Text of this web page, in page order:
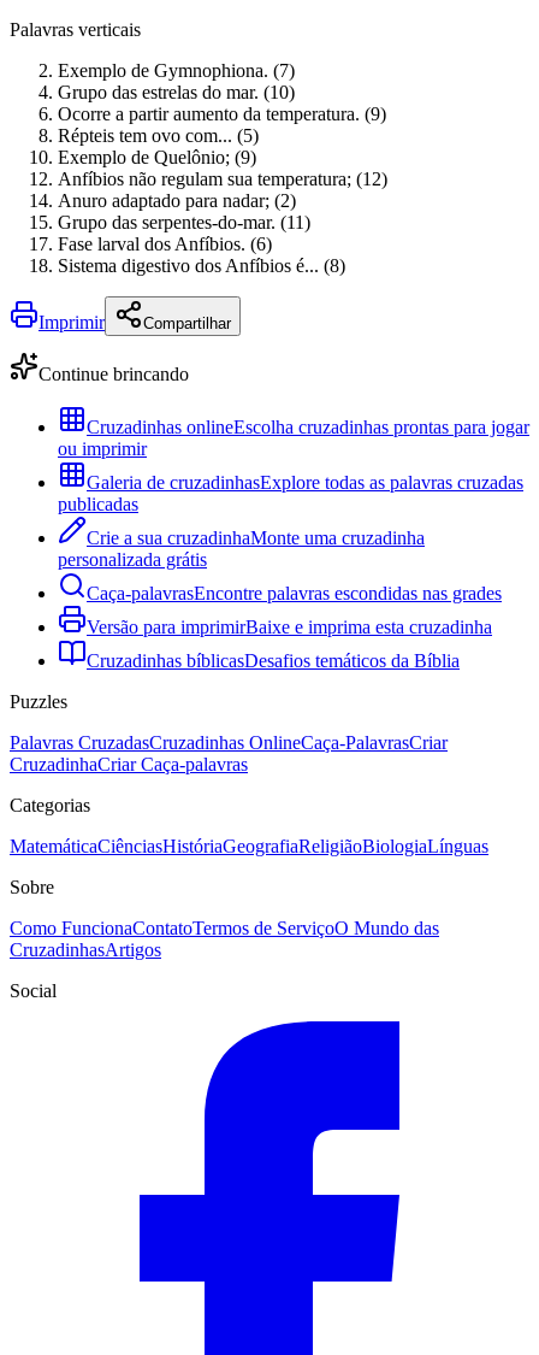
Palavras verticais
Exemplo de Gymnophiona. (7)
Grupo das estrelas do mar. (10)
Ocorre a partir aumento da temperatura. (9)
Répteis tem ovo com... (5)
Exemplo de Quelônio; (9)
Anfíbios não regulam sua temperatura; (12)
Anuro adaptado para nadar; (2)
Grupo das serpentes-do-mar. (11)
Fase larval dos Anfíbios. (6)
Sistema digestivo dos Anfíbios é... (8)
Imprimir Compartilhar
Continue brincando
Cruzadinhas onlineEscolha cruzadinhas prontas para jogar
ou imprimir
Galeria de cruzadinhasExplore todas as palavras cruzadas
publicadas
Crie a sua cruzadinhaMonte uma cruzadinha
personalizada grátis
Caça-palavrasEncontre palavras escondidas nas grades
Versão para imprimirBaixe e imprima esta cruzadinha
Cruzadinhas bíblicasDesafios temáticos da Bíblia
Puzzles
Palavras CruzadasCruzadinhas OnlineCaça-PalavrasCriar
CruzadinhaCriar Caça-palavras
Categorias
MatemáticaCiênciasHistóriaGeografiaReligiãoBiologiaLínguas
Sobre
Como FuncionaContatoTermos de ServiçoO Mundo das
CruzadinhasArtigos
Social